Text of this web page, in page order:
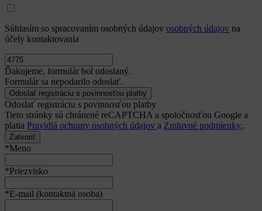
Súhlasím so spracovaním osobných údajov osobných údajov na
účely kontaktovania
Ďakujeme, formulár bol odoslaný.
Formulár sa nepodarilo odoslať.
Odoslať registráciu s povinnosťou platby
Tieto stránky sú chránené reCAPTCHA a spoločnosťou Google a
platia Pravidlá ochrany osobných údajov a Zmluvné podmienky..
Zatvoriť
*Meno
*Priezvisko
*E-mail (kontaktná osoba)